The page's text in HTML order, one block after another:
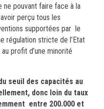
pouvant faire face à la
perçu tous les
supportées par le
régulation stricte de l’Etat
profit d’une minorité
seuil des capacités au
donc loin du taux
entre 200.000 et